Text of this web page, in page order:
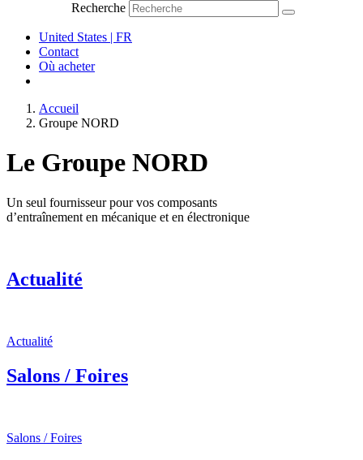
Recherche
United States | FR
Contact
Où acheter
Accueil
Groupe NORD
Le Groupe NORD
Un seul fournisseur pour vos composants
d’entraînement en mécanique et en électronique
Actualité
Actualité
Salons / Foires
Salons / Foires